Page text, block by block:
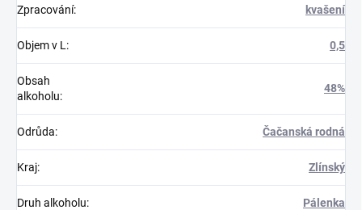
Zpracování: kvašení
Objem v L : 0,5
Obsah
alkoholu:
48%
Odrůda: Čačanská rodná
Kraj: Zlínský
Druh alkoholu: Pálenka